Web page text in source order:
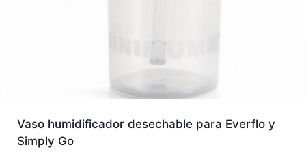
Vaso humidificador desechable para Everflo y
Simply Go